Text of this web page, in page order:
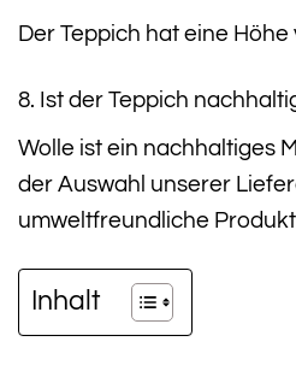
Der Teppich hat eine Höhe
8. Ist der Teppich
Wolle ist ein nachhaltiges
der Auswahl unserer
umweltfreundliche
Inhalt